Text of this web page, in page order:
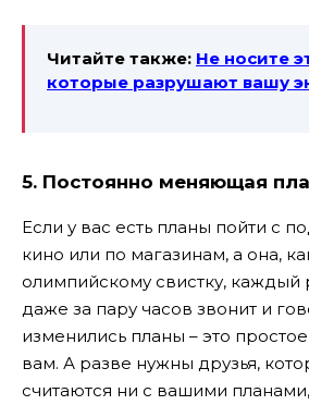
Читайте также: Не носите
которые разрушают вашу
5. Постоянно меняющая
Если у вас есть планы пойти с
кино или по магазинам, а она,
олимпийскому свистку, каждый
даже за пару часов звонит и
изменились планы – это
вам. А разве нужны друзья,
считаются ни с вашими